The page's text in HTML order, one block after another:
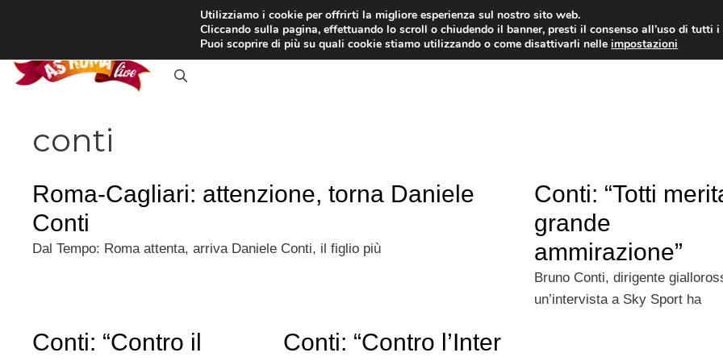
RASSEGNA STAMPA INTERVISTE CALCIOMERCATO CAMPIONATO
conti
Roma-Cagliari: attenzione, torna Daniele
Conti
Dal Tempo: Roma attenta, arriva Daniele Conti, il figlio più
Conti: “Totti
grande
ammirazione”
Bruno Conti, dirigente
un’intervista a Sky Sport ha
Conti: “Contro il
Conti: “Contro l’Inter
Utilizziamo i cookie per offrirti la migliore esperienza sul nostro sito web.
Cliccando sulla pagina, effettuando lo scroll o chiudendo il banner, presti il consenso all’uso di tutti i
Puoi scoprire di più su quali cookie stiamo utilizzando o come disattivarli nelleimpostazioni